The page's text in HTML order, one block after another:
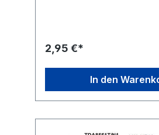
2,95 €*
In den